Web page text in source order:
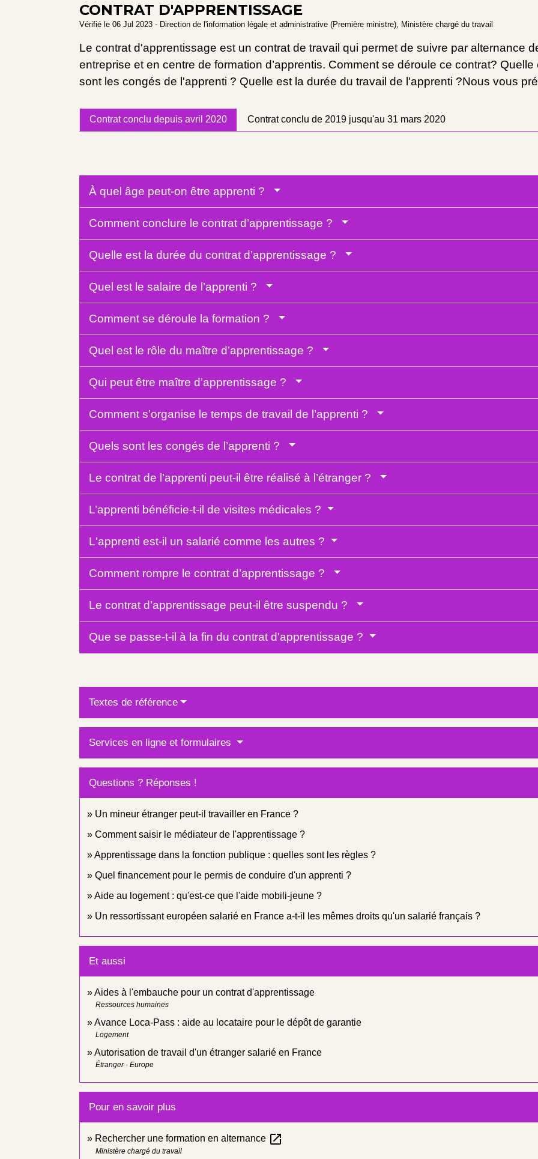
CONTRAT D'APPRENTISSAGE
Vérifié le 06 Jul 2023 - Direction de l'information légale et administrative (Première ministre), Ministère chargé du travail
Le contrat d'apprentissage est un contrat de travail qui permet de suivre par alternance
entreprise et en centre de formation d’apprentis. Comment se déroule ce contrat?
sont les congés de l'apprenti ? Quelle est la durée du travail de l'apprenti ?Nous vous
Contrat conclu depuis avril 2020 Contrat conclu de 2019 jusqu'au 31 mars 2020
À quel âge peut-on être apprenti ?
Comment conclure le contrat d’apprentissage ?
Quelle est la durée du contrat d’apprentissage ?
Quel est le salaire de l’apprenti ?
Comment se déroule la formation ?
Quel est le rôle du maître d’apprentissage ?
Qui peut être maître d’apprentissage ?
Comment s’organise le temps de travail de l’apprenti ?
Quels sont les congés de l’apprenti ?
Le contrat de l’apprenti peut-il être réalisé à l’étranger ?
L’apprenti bénéficie-t-il de visites médicales ?
L'apprenti est-il un salarié comme les autres ?
Comment rompre le contrat d’apprentissage ?
Le contrat d’apprentissage peut-il être suspendu ?
Que se passe-t-il à la fin du contrat d'apprentissage ?
Textes de référence
Services en ligne et formulaires
Questions ? Réponses !
Un mineur étranger peut-il travailler en France ?
Comment saisir le médiateur de l'apprentissage ?
Apprentissage dans la fonction publique : quelles sont les règles ?
Quel financement pour le permis de conduire d'un apprenti ?
Aide au logement : qu'est-ce que l'aide mobili-jeune ?
Un ressortissant européen salarié en France a-t-il les mêmes droits qu'un salarié français ?
Et aussi
Aides à l'embauche pour un contrat d'apprentissage
Ressources humaines
Avance Loca-Pass : aide au locataire pour le dépôt de garantie
Logement
Autorisation de travail d'un étranger salarié en France
Étranger - Europe
Pour en savoir plus
Rechercher une formation en alternance open_in_new
Ministère chargé du travail